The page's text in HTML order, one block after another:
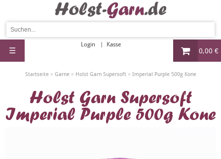
0,00 €
Login Kasse
☰
Startseite» Garne» Holst Garn Supersoft» Imperial Purple 500g Kone
Holst Garn Supersoft
Imperial Purple 500g Kone